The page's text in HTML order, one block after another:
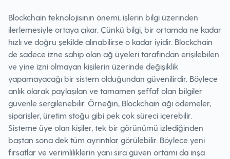
Blockchain teknolojisinin önemi, işlerin bilgi üzerinden
ilerlemesiyle ortaya çıkar. Çünkü bilgi, bir ortamda ne kadar
hızlı ve doğru şekilde alınabilirse o kadar iyidir. Blockchain
de sadece izne sahip olan ağ üyeleri tarafından erişilebilen
ve yine izni olmayan kişilerin üzerinde değişiklik
yapamayacağı bir sistem olduğundan güvenilirdir. Böylece
anlık olarak paylaşılan ve tamamen şeffaf olan bilgiler
güvenle sergilenebilir. Örneğin, Blockchain ağı ödemeler,
siparişler, üretim stoğu gibi pek çok süreci içerebilir.
Sisteme üye olan kişiler, tek bir görünümü izlediğinden
baştan sona dek tüm ayrıntılar görülebilir. Böylece yeni
fırsatlar ve verimliliklerin yanı sıra güven ortamı da inşa